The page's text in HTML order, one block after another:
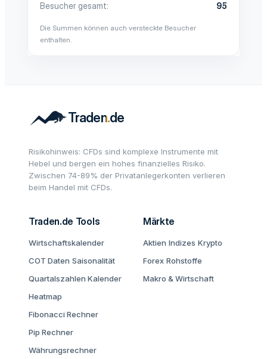
Besucher gesamt
95
Die Summen können auch versteckte Besucher
enthalten.
Risikohinweis: CFDs sind komplexe Instrumente mit
Hebel und bergen ein hohes finanzielles Risiko.
Zwischen 74-89% der Privatanlegerkonten verlieren
beim Handel mit CFDs.
Traden.de Tools
Wirtschaftskalender
COT Daten Saisonalität
Quartalszahlen Kalender
Heatmap
Fibonacci Rechner
Pip Rechner
Währungsrechner
Märkte
Aktien Indizes Krypto
Forex Rohstoffe
Makro & Wirtschaft